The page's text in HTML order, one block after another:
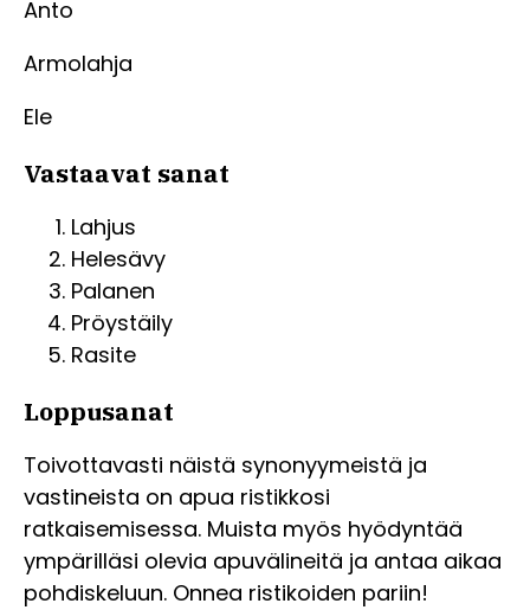
Anto
Armolahja
Ele
Vastaavat sanat
Lahjus
Helesävy
Palanen
Pröystäily
Rasite
Loppusanat
Toivottavasti näistä synonyymeistä ja
vastineista on apua ristikkosi
ratkaisemisessa. Muista myös hyödyntää
ympärilläsi olevia apuvälineitä ja antaa aikaa
pohdiskeluun. Onnea ristikoiden pariin!